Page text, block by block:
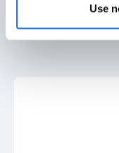
Use
bei